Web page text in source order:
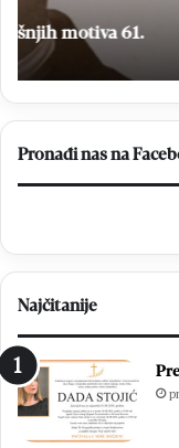
što
se
mijenja
od
13.
kolovoza
prije 3 sata
FBiH dobiva nova
što se mijenja od
Pronađi nas na
Najčitanije